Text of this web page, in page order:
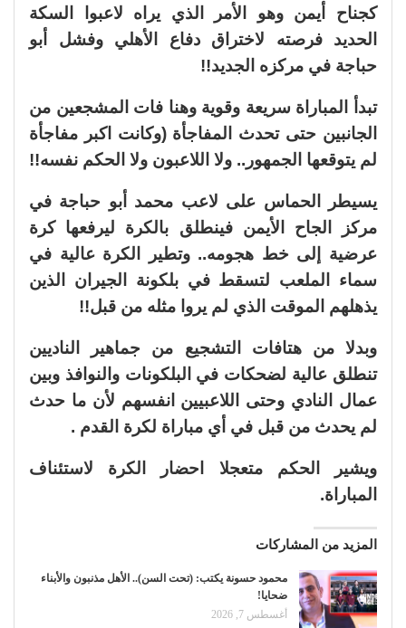
كجناح أيمن وهو الأمر الذي يراه لاعبوا السكة
الحديد فرصته لاختراق دفاع الأهلي وفشل أبو
حباجة في مركزه الجديد!!
تبدأ المباراة سريعة وقوية وهنا فات المشجعين من
الجانبين حتى تحدث المفاجأة (وكانت اكبر مفاجأة
لم يتوقعها الجمهور.. ولا اللاعبون ولا الحكم نفسه!!
يسيطر الحماس على لاعب محمد أبو حباجة في
مركز الجاح الأيمن فينطلق بالكرة ليرفعها كرة
عرضية إلى خط هجومه.. وتطير الكرة عالية في
سماء الملعب لتسقط في بلكونة الجيران الذين
يذهلهم الموقت الذي لم يروا مثله من قبل!!
وبدلا من هتافات التشجيع من جماهير الناديين
تنطلق عالية لضحكات في البلكونات والنوافذ وبين
عمال النادي وحتى اللاعبيين انفسهم لأن ما حدث
لم يحدث من قبل في أي مباراة لكرة القدم .
ويشير الحكم متعجلا احضار الكرة لاستئناف
المباراة.
المزيد من المشاركات
محمود حسونة يكتب: (تحت السن).. الأهل مذنبون والأبناء
ضحايا!
أغسطس 7, 2026